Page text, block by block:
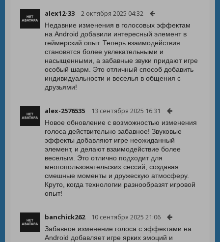
alex12-33 2 октября 2025 04:32
Недавние изменения в голосовых эффектам
на Android добавили интересный элемент в
геймерский опыт. Теперь взаимодействия
становятся более увлекательными и
насыщенными, а забавные звуки придают игре
особый шарм. Это отличный способ добавить
индивидуальности и веселья в общения с
друзьями!
alex-2576535 13 сентября 2025 16:31
Новое обновление с возможностью изменения
голоса действительно забавное! Звуковые
эффекты добавляют игре неожиданный
элемент, и делают взаимодействие более
веселым. Это отлично подходит для
многопользовательских сессий, создавая
смешные моменты и дружескую атмосферу.
Круто, когда технологии разнообразят игровой
опыт!
banchick262 10 сентября 2025 21:06
Забавное изменение голоса с эффектами на
Android добавляет игре ярких эмоций и